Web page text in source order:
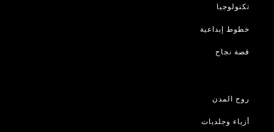
تكنولوجيا
خطوط إبداعية
قصة نجاح
روح المدن
أزياء وجلديات